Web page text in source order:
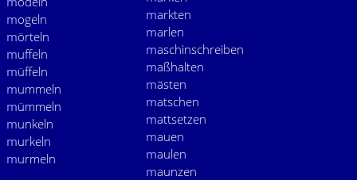
mogeln
mörteln
muffeln
müffeln
mummeln
mümmeln
munkeln
murkeln
murmeln
markten
marlen
maschinschreiben
maßhalten
mästen
matschen
mattsetzen
mauen
maulen
maunzen